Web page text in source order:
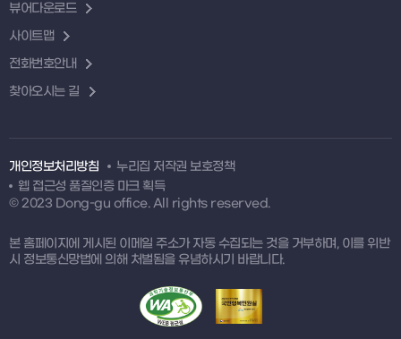
뷰어다운로드
사이트맵
전화번호안내
찾아오시는 길
개인정보처리방침
누리집 저작권 보호정책
웹 접근성 품질인증 마크 획득
© 2023 Dong-gu office. All rights reserved.
본 홈페이지에 게시된 이메일 주소가 자동 수집되는 것을 거부하며, 이를 위반
시 정보통신망법에 의해 처벌됨을 유념하시기 바랍니다.